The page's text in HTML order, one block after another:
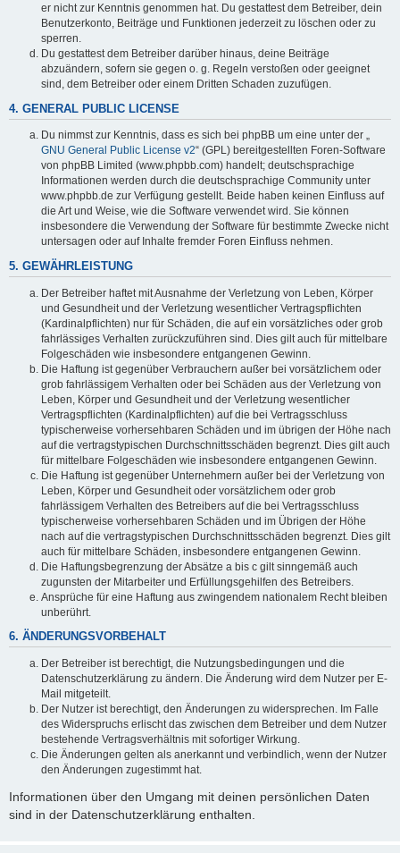
er nicht zur Kenntnis genommen hat. Du gestattest dem Betreiber, dein
Benutzerkonto, Beiträge und Funktionen jederzeit zu löschen oder zu
sperren.
Du gestattest dem Betreiber darüber hinaus, deine Beiträge
abzuändern, sofern sie gegen o. g. Regeln verstoßen oder geeignet
sind, dem Betreiber oder einem Dritten Schaden zuzufügen.
4. GENERAL PUBLIC LICENSE
Du nimmst zur Kenntnis, dass es sich bei phpBB um eine unter der „
GNU General Public License v2“ (GPL) bereitgestellten Foren-Software
von phpBB Limited (www.phpbb.com) handelt; deutschsprachige
Informationen werden durch die deutschsprachige Community unter
www.phpbb.de zur Verfügung gestellt. Beide haben keinen Einfluss auf
die Art und Weise, wie die Software verwendet wird. Sie können
insbesondere die Verwendung der Software für bestimmte Zwecke nicht
untersagen oder auf Inhalte fremder Foren Einfluss nehmen.
5. GEWÄHRLEISTUNG
Der Betreiber haftet mit Ausnahme der Verletzung von Leben, Körper
und Gesundheit und der Verletzung wesentlicher Vertragspflichten
(Kardinalpflichten) nur für Schäden, die auf ein vorsätzliches oder grob
fahrlässiges Verhalten zurückzuführen sind. Dies gilt auch für mittelbare
Folgeschäden wie insbesondere entgangenen Gewinn.
Die Haftung ist gegenüber Verbrauchern außer bei vorsätzlichem oder
grob fahrlässigem Verhalten oder bei Schäden aus der Verletzung von
Leben, Körper und Gesundheit und der Verletzung wesentlicher
Vertragspflichten (Kardinalpflichten) auf die bei Vertragsschluss
typischerweise vorhersehbaren Schäden und im übrigen der Höhe nach
auf die vertragstypischen Durchschnittsschäden begrenzt. Dies gilt auch
für mittelbare Folgeschäden wie insbesondere entgangenen Gewinn.
Die Haftung ist gegenüber Unternehmern außer bei der Verletzung von
Leben, Körper und Gesundheit oder vorsätzlichem oder grob
fahrlässigem Verhalten des Betreibers auf die bei Vertragsschluss
typischerweise vorhersehbaren Schäden und im Übrigen der Höhe
nach auf die vertragstypischen Durchschnittsschäden begrenzt. Dies gilt
auch für mittelbare Schäden, insbesondere entgangenen Gewinn.
Die Haftungsbegrenzung der Absätze a bis c gilt sinngemäß auch
zugunsten der Mitarbeiter und Erfüllungsgehilfen des Betreibers.
Ansprüche für eine Haftung aus zwingendem nationalem Recht bleiben
unberührt.
6. ÄNDERUNGSVORBEHALT
Der Betreiber ist berechtigt, die Nutzungsbedingungen und die
Datenschutzerklärung zu ändern. Die Änderung wird dem Nutzer per E-
Mail mitgeteilt.
Der Nutzer ist berechtigt, den Änderungen zu widersprechen. Im Falle
des Widerspruchs erlischt das zwischen dem Betreiber und dem Nutzer
bestehende Vertragsverhältnis mit sofortiger Wirkung.
Die Änderungen gelten als anerkannt und verbindlich, wenn der Nutzer
den Änderungen zugestimmt hat.
Informationen über den Umgang mit deinen persönlichen Daten
sind in der Datenschutzerklärung enthalten.